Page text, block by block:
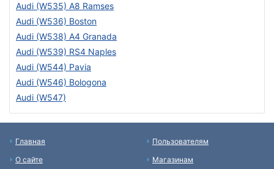
Audi (W535) A8 Ramses
Audi (W536) Boston
Audi (W538) A4 Granada
Audi (W539) RS4 Naples
Audi (W544) Pavia
Audi (W546) Bologona
Audi (W547)
Главная
О сайте
Пользователям
Магазинам